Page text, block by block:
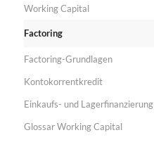
Working Capital
Factoring
Factoring-Grundlagen
Kontokorrentkredit
Einkaufs- und Lagerfinanzierung
Glossar Working Capital